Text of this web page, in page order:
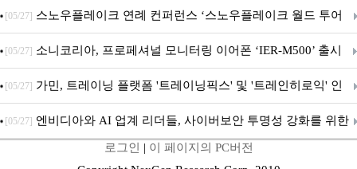
전망
[05/27] 스노우플레이크 연례 컨퍼런스 ‘스노우플레이크 월드 투어
서울’ 개최
[05/27] 소니코리아, 프로페셔널 모니터링 이어폰 ‘IER-M500’ 출시
[05/27] 가민, 트레이닝 플랫폼 '트레이닝픽스' 및 '트레인히로익' 인
수로 선수와 코치에 맞춤형 훈련 지원 확대
[05/27] 엔비디아와 AI 업계 리더들, 사이버보안 투명성 강화를 위한
SAFE 가이드라인 제안
로그인 | 이 페이지의 PC버전